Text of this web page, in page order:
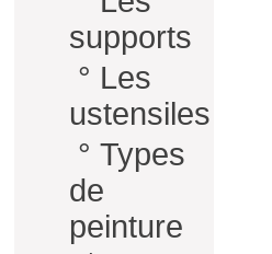
supports
° Les
ustensiles
° Types
de
peinture